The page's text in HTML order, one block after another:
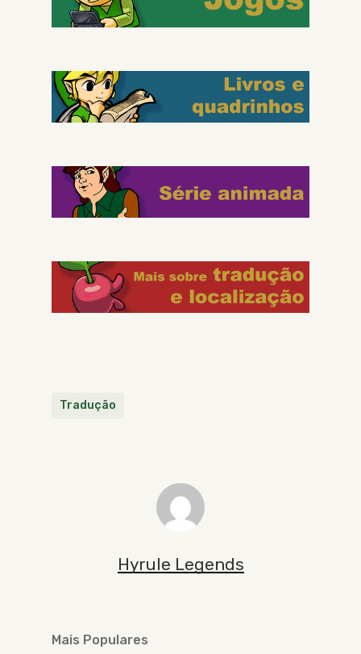
Tradução
Hyrule Legends
Mais Populares